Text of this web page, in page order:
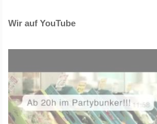
Wir auf YouTube